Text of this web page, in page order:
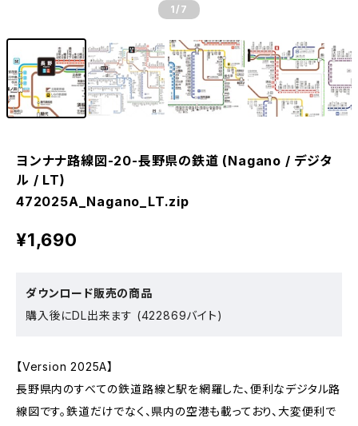
1 /7
ヨンナナ路線図-20-長野県の鉄道 (Nagano / デジタ
ル / LT)
472025A_Nagano_LT.zip
¥1,690
ダウンロード販売の商品
購入後にDL出来ます (422869バイト)
【Version 2025A】
長野県内のすべての鉄道路線と駅を網羅した、便利なデジタル路
線図です。鉄道だけでなく、県内の空港も載っており、大変便利で